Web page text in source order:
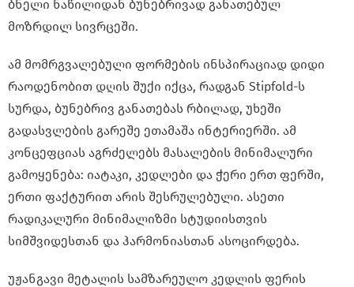
ბნელი ნაწილიდან ბუნებრივად განათებულ
მოზრდილ სივრცეში.
ამ მომრგვალებული ფორმების ინსპირაციად დიდი
რაოდენობით დღის შუქი იქცა, რადგან Stipfold-ს
სურდა, ბუნებრივ განათებას რბილად, უხეში
გადასვლების გარეშე ეთამაშა ინტერიერში. ამ
კონცეფციას აგრძელებს მასალების მინიმალური
გამოყენება: იატაკი, კედლები და ჭერი ერთ ფერში,
ერთი ფაქტურით არის შესრულებული. ასეთი
რადიკალური მინიმალიზმი სტუდიისთვის
სიმშვიდესთან და ჰარმონიასთან ასოცირდება.
უჟანგავი მეტალის სამზარეულო კედლის ფერის